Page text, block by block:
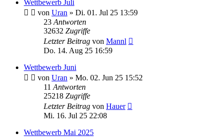
Wettbewerb Juli
von Uran » Di. 01. Jul 25 13:59
23 Antworten
32632 Zugriffe
Letzter Beitrag von Mannl
Do. 14. Aug 25 16:59
Wettbewerb Juni
von Uran » Mo. 02. Jun 25 15:52
11 Antworten
25218 Zugriffe
Letzter Beitrag von Hauer
Mi. 16. Jul 25 22:08
Wettbewerb Mai 2025